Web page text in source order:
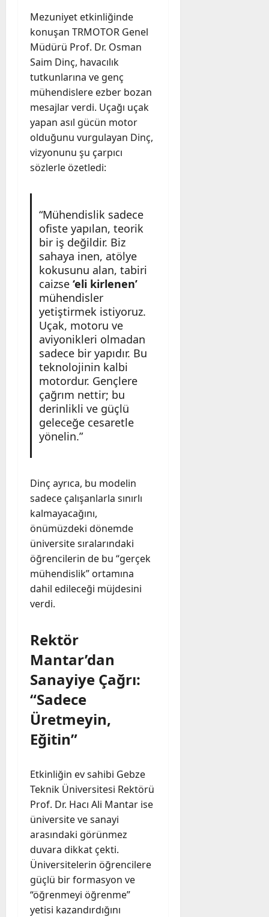
Mezuniyet etkinliğinde
konuşan TRMOTOR Genel
Müdürü Prof. Dr. Osman
Saim Dinç, havacılık
tutkunlarına ve genç
mühendislere ezber bozan
mesajlar verdi. Uçağı uçak
yapan asıl gücün motor
olduğunu vurgulayan Dinç,
vizyonunu şu çarpıcı
sözlerle özetledi:
“Mühendislik sadece
ofiste yapılan, teorik
bir iş değildir. Biz
sahaya inen, atölye
kokusunu alan, tabiri
caizse ‘eli kirlenen’
mühendisler
yetiştirmek istiyoruz.
Uçak, motoru ve
aviyonikleri olmadan
sadece bir yapıdır. Bu
teknolojinin kalbi
motordur. Gençlere
çağrım nettir; bu
derinlikli ve güçlü
geleceğe cesaretle
yönelin.”
Dinç ayrıca, bu modelin
sadece çalışanlarla sınırlı
kalmayacağını,
önümüzdeki dönemde
üniversite sıralarındaki
öğrencilerin de bu “gerçek
mühendislik” ortamına
dahil edileceği müjdesini
verdi.
Rektör
Mantar’dan
Sanayiye Çağrı:
“Sadece
Üretmeyin,
Eğitin”
Etkinliğin ev sahibi Gebze
Teknik Üniversitesi Rektörü
Prof. Dr. Hacı Ali Mantar ise
üniversite ve sanayi
arasındaki görünmez
duvara dikkat çekti.
Üniversitelerin öğrencilere
güçlü bir formasyon ve
“öğrenmeyi öğrenme”
yetisi kazandırdığını